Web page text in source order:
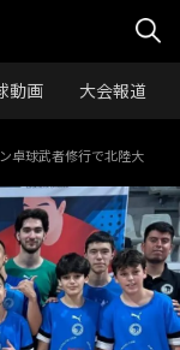
動画 大会報道
卓球武者修行で北陸大